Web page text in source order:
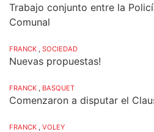
Trabajo conjunto entre la
Comunal
FRANCK , SOCIEDAD
Nuevas propuestas!
FRANCK , BASQUET
Comenzaron a disputar el
FRANCK , VOLEY